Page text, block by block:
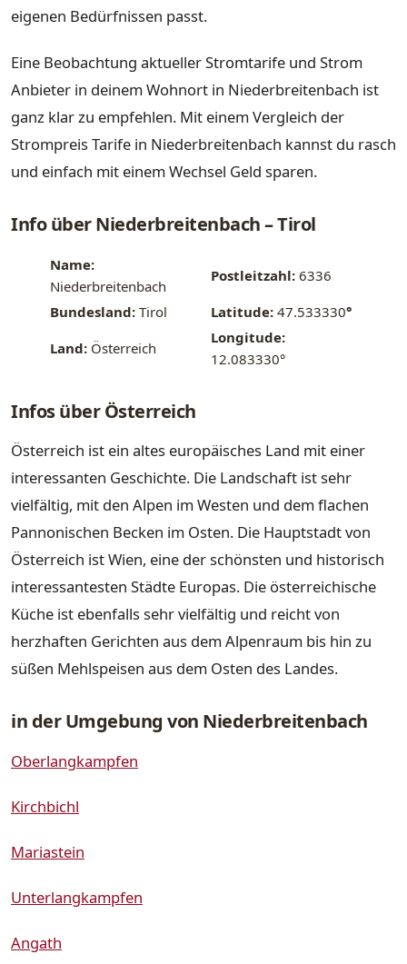
eigenen Bedürfnissen passt.
Eine Beobachtung aktueller Stromtarife und Strom
Anbieter in deinem Wohnort in Niederbreitenbach ist
ganz klar zu empfehlen. Mit einem Vergleich der
Strompreis Tarife in Niederbreitenbach kannst du rasch
und einfach mit einem Wechsel Geld sparen.
Info über Niederbreitenbach – Tirol
Name:
Niederbreitenbach
Postleitzahl: 6336
Bundesland: Tirol Latitude: 47.533330°
Land: Österreich
Longitude:
12.083330°
Infos über Österreich
Österreich ist ein altes europäisches Land mit einer
interessanten Geschichte. Die Landschaft ist sehr
vielfältig, mit den Alpen im Westen und dem flachen
Pannonischen Becken im Osten. Die Hauptstadt von
Österreich ist Wien, eine der schönsten und historisch
interessantesten Städte Europas. Die österreichische
Küche ist ebenfalls sehr vielfältig und reicht von
herzhaften Gerichten aus dem Alpenraum bis hin zu
süßen Mehlspeisen aus dem Osten des Landes.
in der Umgebung von Niederbreitenbach
Oberlangkampfen
Kirchbichl
Mariastein
Unterlangkampfen
Angath